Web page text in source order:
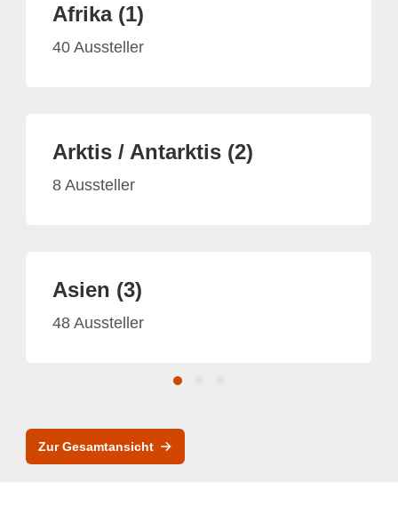
Afrika (1)
40 Aussteller
Arktis / Antarktis (2)
8 Aussteller
Asien (3)
48 Aussteller
Zur Gesamtansicht